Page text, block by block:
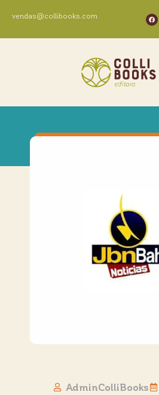
vendas@collibooks.com
AdminColliBooks